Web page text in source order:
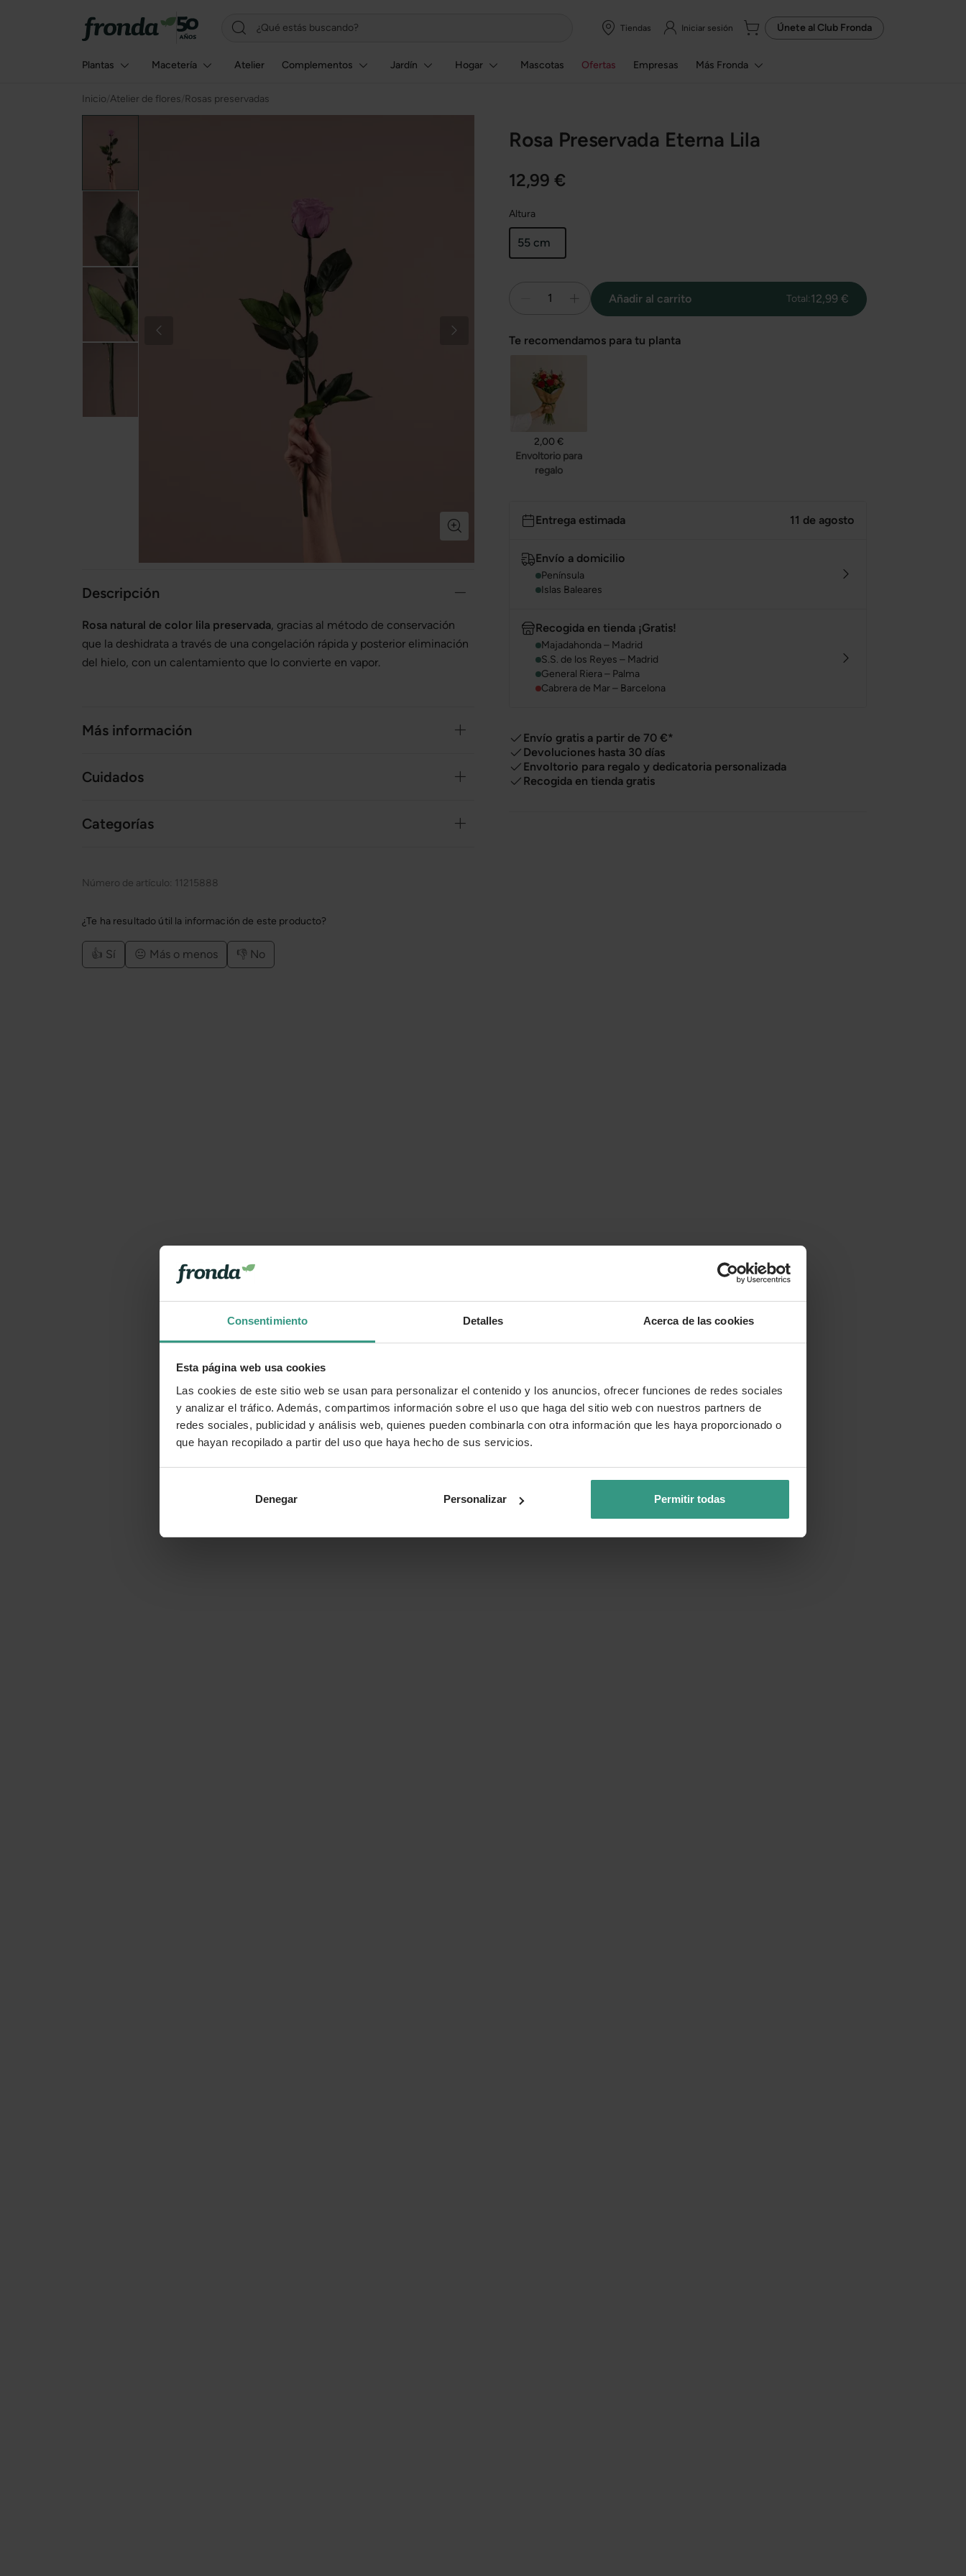
Consentimiento Detalles Acerca de las cookies
Esta página web usa cookies
Las cookies de este sitio web se usan para personalizar el contenido y los anuncios, ofrecer funciones de redes sociales
y analizar el tráfico. Además, compartimos información sobre el uso que haga del sitio web con nuestros partners de
redes sociales, publicidad y análisis web, quienes pueden combinarla con otra información que les haya proporcionado o
que hayan recopilado a partir del uso que haya hecho de sus servicios.
Denegar Personalizar Permitir todas
Tiendas Iniciar sesión Únete al Club Fronda
Plantas Macetería Atelier Complementos Jardín Hogar Mascotas Ofertas Empresas Más Fronda
Inicio Atelier de flores Rosas preservadas
Rosa Preservada Eterna Lila
12,99 €
Altura
55 cm
1 Añadir al carrito Total:12,99 €
Te recomendamos para tu planta
2,00 €
Envoltorio para
regalo
Entrega estimada 11 de agosto
Envío a domicilio
Península
Islas Baleares
Recogida en tienda ¡Gratis!
Majadahonda – Madrid
S.S. de los Reyes – Madrid
General Riera – Palma
Cabrera de Mar – Barcelona
Envío gratis a partir de 70 €*
Devoluciones hasta 30 días
Envoltorio para regalo y dedicatoria personalizada
Recogida en tienda gratis
Descripción
Rosa natural de color lila preservada, gracias al método de conservación
que la deshidrata a través de una congelación rápida y posterior eliminación
del hielo, con un calentamiento que lo convierte en vapor.
Más información
Cuidados
Categorías
Número de artículo: 11215888
¿Te ha resultado útil la información de este producto?
👍 Sí 😐 Más o menos 👎 No